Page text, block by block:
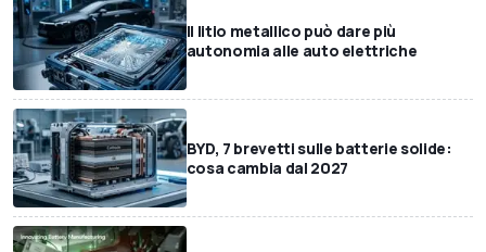
Il litio metallico può dare più
autonomia alle auto elettriche
BYD, 7 brevetti sulle batterie solide:
cosa cambia dal 2027